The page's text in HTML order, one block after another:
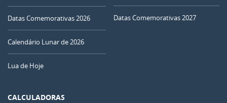
Datas Comemorativas 2026
Calendário Lunar de 2026
Lua de Hoje
Datas Comemorativas 2027
CALCULADORAS